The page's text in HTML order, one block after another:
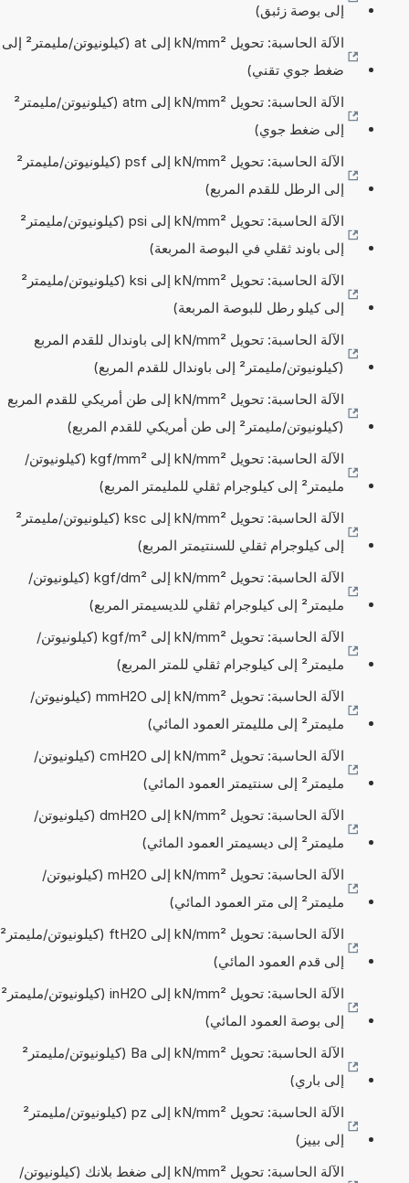
إلى بوصة زئبق)
الآلة الحاسبة: تحويل kN/mm² إلى at (كيلونيوتن/مليمتر² إلى
ضغط جوي تقني)
الآلة الحاسبة: تحويل kN/mm² إلى atm (كيلونيوتن/مليمتر²
إلى ضغط جوي)
الآلة الحاسبة: تحويل kN/mm² إلى psf (كيلونيوتن/مليمتر²
إلى الرطل للقدم المربع)
الآلة الحاسبة: تحويل kN/mm² إلى psi (كيلونيوتن/مليمتر²
إلى باوند ثقلي في البوصة المربعة)
الآلة الحاسبة: تحويل kN/mm² إلى ksi (كيلونيوتن/مليمتر²
إلى كيلو رطل للبوصة المربعة)
الآلة الحاسبة: تحويل kN/mm² إلى باوندال للقدم المربع
(كيلونيوتن/مليمتر² إلى باوندال للقدم المربع)
الآلة الحاسبة: تحويل kN/mm² إلى طن أمريكي للقدم المربع
(كيلونيوتن/مليمتر² إلى طن أمريكي للقدم المربع)
الآلة الحاسبة: تحويل kN/mm² إلى kgf/mm² (كيلونيوتن/
مليمتر² إلى كيلوجرام ثقلي للمليمتر المربع)
الآلة الحاسبة: تحويل kN/mm² إلى ksc (كيلونيوتن/مليمتر²
إلى كيلوجرام ثقلي للسنتيمتر المربع)
الآلة الحاسبة: تحويل kN/mm² إلى kgf/dm² (كيلونيوتن/
مليمتر² إلى كيلوجرام ثقلي للديسيمتر المربع)
الآلة الحاسبة: تحويل kN/mm² إلى kgf/m² (كيلونيوتن/
مليمتر² إلى كيلوجرام ثقلي للمتر المربع)
الآلة الحاسبة: تحويل kN/mm² إلى mmH2O (كيلونيوتن/
مليمتر² إلى ملليمتر العمود المائي)
الآلة الحاسبة: تحويل kN/mm² إلى cmH2O (كيلونيوتن/
مليمتر² إلى سنتيمتر العمود المائي)
الآلة الحاسبة: تحويل kN/mm² إلى dmH2O (كيلونيوتن/
مليمتر² إلى ديسيمتر العمود المائي)
الآلة الحاسبة: تحويل kN/mm² إلى mH2O (كيلونيوتن/
مليمتر² إلى متر العمود المائي)
الآلة الحاسبة: تحويل kN/mm² إلى ftH2O (كيلونيوتن/مليمتر²
إلى قدم العمود المائي)
الآلة الحاسبة: تحويل kN/mm² إلى inH2O (كيلونيوتن/مليمتر²
إلى بوصة العمود المائي)
الآلة الحاسبة: تحويل kN/mm² إلى Ba (كيلونيوتن/مليمتر²
إلى باري)
الآلة الحاسبة: تحويل kN/mm² إلى pz (كيلونيوتن/مليمتر²
إلى بييز)
الآلة الحاسبة: تحويل kN/mm² إلى ضغط بلانك (كيلونيوتن/